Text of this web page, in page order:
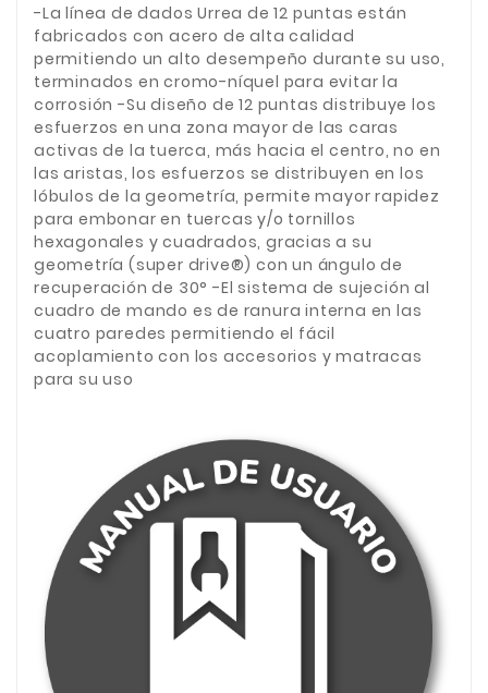
-La línea de dados Urrea de 12 puntas están
fabricados con acero de alta calidad
permitiendo un alto desempeño durante su uso,
terminados en cromo-níquel para evitar la
corrosión -Su diseño de 12 puntas distribuye los
esfuerzos en una zona mayor de las caras
activas de la tuerca, más hacia el centro, no en
las aristas, los esfuerzos se distribuyen en los
lóbulos de la geometría, permite mayor rapidez
para embonar en tuercas y/o tornillos
hexagonales y cuadrados, gracias a su
geometría (super drive®) con un ángulo de
recuperación de 30° -El sistema de sujeción al
cuadro de mando es de ranura interna en las
cuatro paredes permitiendo el fácil
acoplamiento con los accesorios y matracas
para su uso